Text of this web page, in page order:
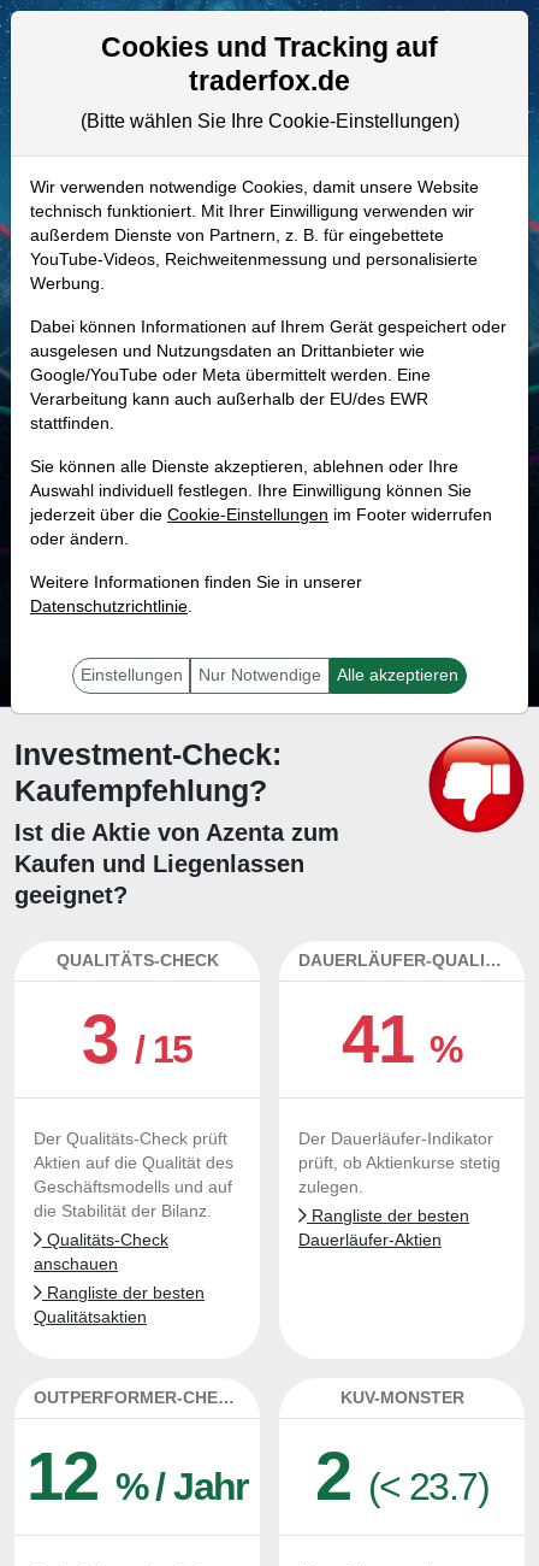
Aktien- und Artikelsuche
257275 | BRKS–Azenta Aktie
Realtime-Aktienkurs:
-
-
Marktkapitalisierung 1,45 Mrd. USD
Unternehmenswert 1,17 Mrd. USD
MONKEY-TRADER INDIKATOR
33.2 %
Mit 33.2 % Wahrscheinlichkeit wird selbst der unglücklichst agierende Trader
Investment-Check:
Kaufempfehlung?
Ist die Aktie von Azenta zum
Kaufen und Liegenlassen
geeignet?
QUALITÄTS-CHECK
3/ 15
Der Qualitäts-Check prüft
Aktien auf die Qualität des
Geschäftsmodells und auf
die Stabilität der Bilanz.
Qualitäts-Check
anschauen
Rangliste der besten
Qualitätsaktien
DAUERLÄUFER-QUALITÄTEN
41%
Der Dauerläufer-Indikator
prüft, ob Aktienkurse stetig
zulegen.
Rangliste der besten
Dauerläufer-Aktien
OUTPERFORMER-CHECK
12 % / Jahr
KUV-MONSTER
2 (< 23.7)
Cookies und Tracking auf
traderfox.de
(Bitte wählen Sie Ihre Cookie-Einstellungen)
Wir verwenden notwendige Cookies, damit unsere Website
technisch funktioniert. Mit Ihrer Einwilligung verwenden wir
außerdem Dienste von Partnern, z. B. für eingebettete
YouTube-Videos, Reichweitenmessung und personalisierte
Werbung.
Dabei können Informationen auf Ihrem Gerät gespeichert oder
ausgelesen und Nutzungsdaten an Drittanbieter wie
Google/YouTube oder Meta übermittelt werden. Eine
Verarbeitung kann auch außerhalb der EU/des EWR
stattfinden.
Sie können alle Dienste akzeptieren, ablehnen oder Ihre
Auswahl individuell festlegen. Ihre Einwilligung können Sie
jederzeit über die Cookie-Einstellungen im Footer widerrufen
oder ändern.
Weitere Informationen finden Sie in unserer
Datenschutzrichtlinie.
Einstellungen Nur Notwendige Alle akzeptieren